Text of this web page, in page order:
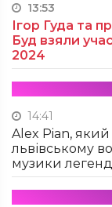
13:53
Ігор Гуда та
Буд взяли
2024
14:41
Alex Pian,
львівському
музики